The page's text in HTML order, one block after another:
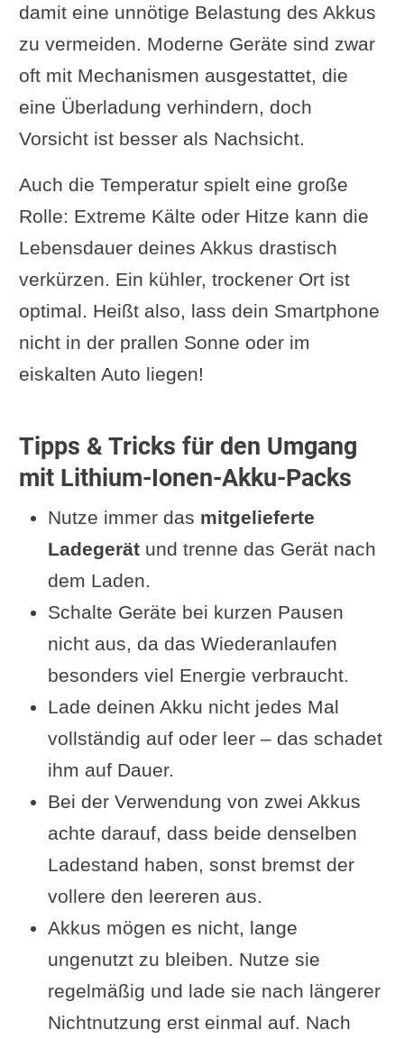
damit eine unnötige Belastung des Akkus
zu vermeiden. Moderne Geräte sind zwar
oft mit Mechanismen ausgestattet, die
eine Überladung verhindern, doch
Vorsicht ist besser als Nachsicht.
Auch die Temperatur spielt eine große
Rolle: Extreme Kälte oder Hitze kann die
Lebensdauer deines Akkus drastisch
verkürzen. Ein kühler, trockener Ort ist
optimal. Heißt also, lass dein Smartphone
nicht in der prallen Sonne oder im
eiskalten Auto liegen!
Tipps & Tricks für den Umgang
mit Lithium-Ionen-Akku-Packs
Nutze immer das mitgelieferte
Ladegerätund trenne das Gerät nach
dem Laden.
Schalte Geräte bei kurzen Pausen
nicht aus, da das Wiederanlaufen
besonders viel Energie verbraucht.
Lade deinen Akku nicht jedes Mal
vollständig auf oder leer – das schadet
ihm auf Dauer.
Bei der Verwendung von zwei Akkus
achte darauf, dass beide denselben
Ladestand haben, sonst bremst der
vollere den leereren aus.
Akkus mögen es nicht, lange
ungenutzt zu bleiben. Nutze sie
regelmäßig und lade sie nach längerer
Nichtnutzung erst einmal auf. Nach